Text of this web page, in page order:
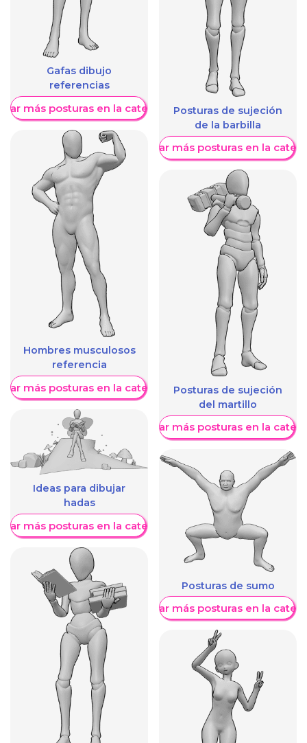
Gafas dibujo
referencias
más posturas en la categoría
Hombres musculosos
referencia
más posturas en la categoría
Ideas para dibujar
hadas
más posturas en la categoría
Posturas de sujeción
de la barbilla
Mostrar más posturas en la
Posturas de sujeción
del martillo
Mostrar más posturas en la
Posturas de sumo
Mostrar más posturas en la